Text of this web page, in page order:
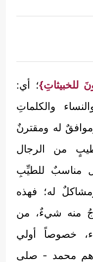
للخبيثاتِ}؛ أي:
والكلماتِ
له ومقترنٌ
من الرجال
مناسبٌ للطيِّبِ
له؛ فهذه
منه شيءٌ، من
خصوصاً أولي
محمد - صلى